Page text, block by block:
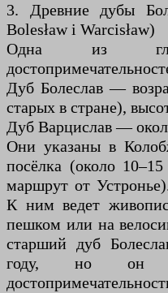
3. Древние дубы
Bolesław i Warcisław)
Одна из
Дуб Болеслав —
старых в стране),
Дуб Варцислав —
Они указаны в
посёлка (около
маршрут от
К ним ведет
пешком или на
старший дуб
году, но он